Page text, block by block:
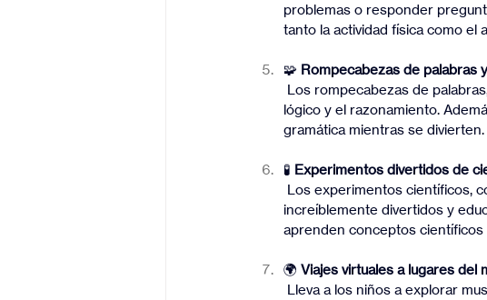
problemas o responder
tanto la actividad física como el
🧩 Rompecabezas de palabras
lógico y el razonamiento.
gramática mientras se divierten.
🧪 Experimentos divertidos de
increíblemente divertidos y
aprenden conceptos científicos
🌍 Viajes virtuales a lugares del